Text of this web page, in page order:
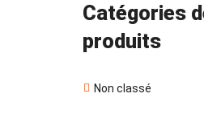
35145G_2
Catégories
produits
Non classé